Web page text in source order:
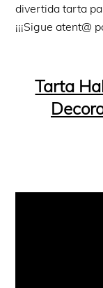
divertida tarta
¡¡¡Sigue
Tarta